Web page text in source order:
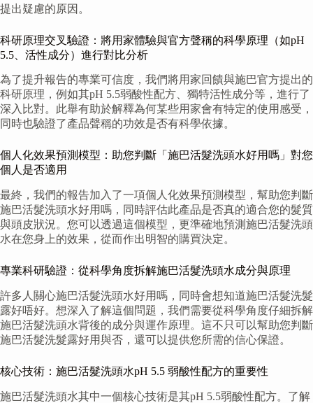
提出疑慮的原因。
科研原理交叉驗證：將用家體驗與官方聲稱的科學原理（如pH
5.5、活性成分）進行對比分析
為了提升報告的專業可信度，我們將用家回饋與施巴官方提出的
科研原理，例如其pH 5.5弱酸性配方、獨特活性成分等，進行了
深入比對。此舉有助於解釋為何某些用家會有特定的使用感受，
同時也驗證了產品聲稱的功效是否有科學依據。
個人化效果預測模型：助您判斷「施巴活髮洗頭水好用嗎」對您
個人是否適用
最終，我們的報告加入了一項個人化效果預測模型，幫助您判斷
施巴活髮洗頭水好用嗎，同時評估此產品是否真的適合您的髮質
與頭皮狀況。您可以透過這個模型，更準確地預測施巴活髮洗頭
水在您身上的效果，從而作出明智的購買決定。
專業科研驗證：從科學角度拆解施巴活髮洗頭水成分與原理
許多人關心施巴活髮洗頭水好用嗎，同時會想知道施巴活髮洗髮
露好唔好。想深入了解這個問題，我們需要從科學角度仔細拆解
施巴活髮洗頭水背後的成分與運作原理。這不只可以幫助您判斷
施巴活髮洗髮露好用與否，還可以提供您所需的信心保證。
核心技術：施巴活髮洗頭水pH 5.5 弱酸性配方的重要性
施巴活髮洗頭水其中一個核心技術是其pH 5.5弱酸性配方。了解